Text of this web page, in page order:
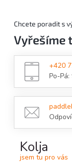
Kolja
jsem tu pro vás
Chcete poradit s
Vyřešíme
+420
Po-